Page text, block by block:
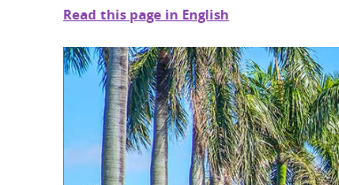
Read this page in English